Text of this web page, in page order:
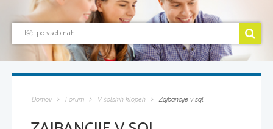
Domov Forum V šolskih klopeh Zajbancije v sql